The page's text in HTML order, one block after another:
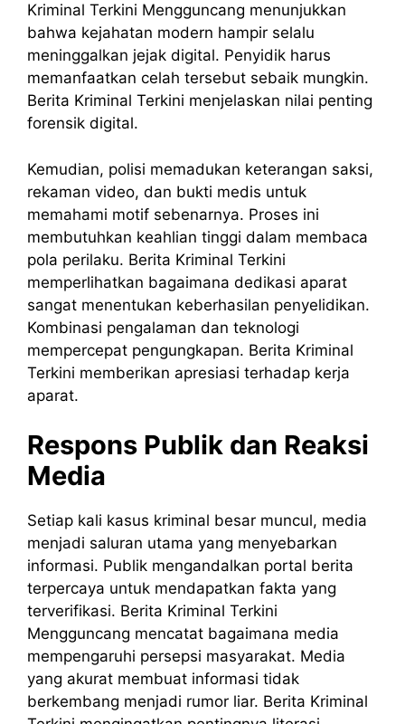
Kriminal Terkini Mengguncang menunjukkan
bahwa kejahatan modern hampir selalu
meninggalkan jejak digital. Penyidik harus
memanfaatkan celah tersebut sebaik mungkin.
Berita Kriminal Terkini menjelaskan nilai penting
forensik digital.
Kemudian, polisi memadukan keterangan saksi,
rekaman video, dan bukti medis untuk
memahami motif sebenarnya. Proses ini
membutuhkan keahlian tinggi dalam membaca
pola perilaku. Berita Kriminal Terkini
memperlihatkan bagaimana dedikasi aparat
sangat menentukan keberhasilan penyelidikan.
Kombinasi pengalaman dan teknologi
mempercepat pengungkapan. Berita Kriminal
Terkini memberikan apresiasi terhadap kerja
aparat.
Respons Publik dan Reaksi
Media
Setiap kali kasus kriminal besar muncul, media
menjadi saluran utama yang menyebarkan
informasi. Publik mengandalkan portal berita
terpercaya untuk mendapatkan fakta yang
terverifikasi. Berita Kriminal Terkini
Mengguncang mencatat bagaimana media
mempengaruhi persepsi masyarakat. Media
yang akurat membuat informasi tidak
berkembang menjadi rumor liar. Berita Kriminal